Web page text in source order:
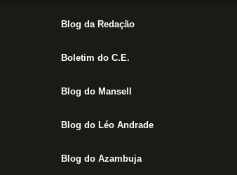
Blog da Redação
Boletim do C.E.
Blog do Mansell
Blog do Léo Andrade
Blog do Azambuja
acabar queimando Matheus